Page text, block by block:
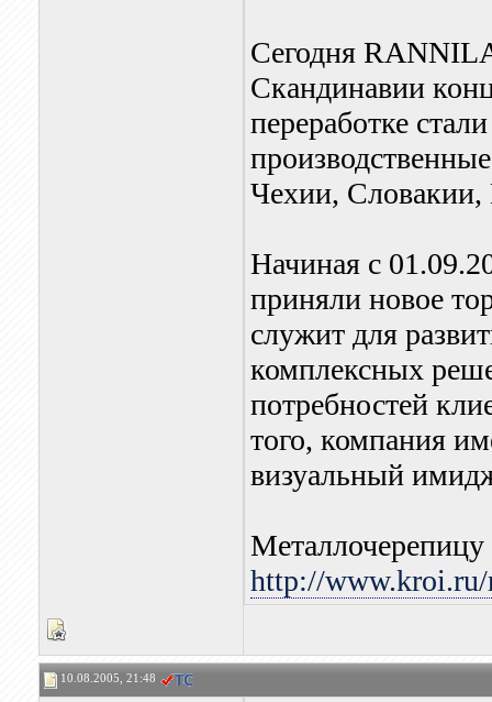
Сегодня
Скандинавии
переработке
Чехии, Словакии,
Начиная с
приняли новое
служит для
комплексных
потребностей
того, компания
визуальный
http://
10.08.2005, 21:48